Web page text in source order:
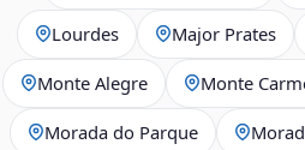
Lourdes Major Prates
Monte Alegre Monte
Morada do Parque